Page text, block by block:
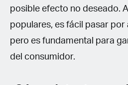
posible efecto no deseado.
populares, es fácil pasar por
pero es fundamental para
del consumidor.